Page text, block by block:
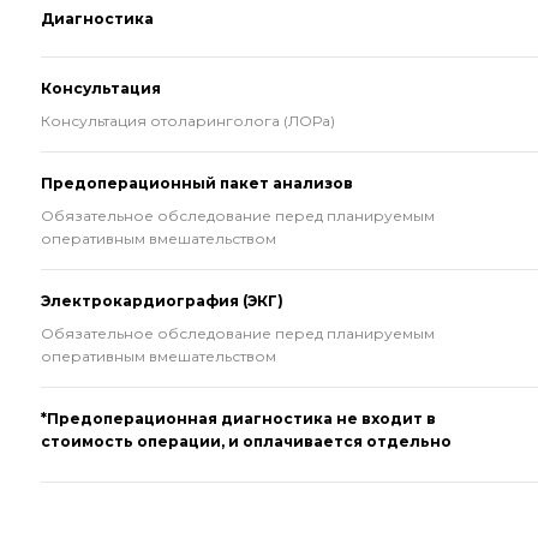
Диагностика
Консультация
Консультация отоларинголога (ЛОРа)
Предоперационный пакет анализов
Обязательное обследование перед планируемым
оперативным вмешательством
Электрокардиография (ЭКГ)
Обязательное обследование перед планируемым
оперативным вмешательством
*Предоперационная диагностика не входит в
стоимость операции, и оплачивается отдельно